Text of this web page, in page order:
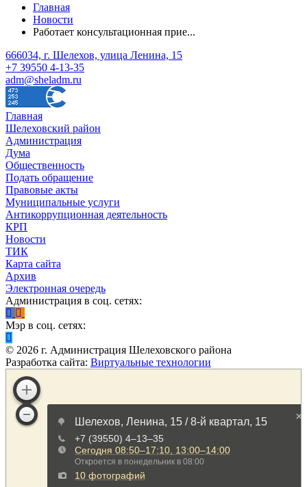
Главная
Новости
Работает консультационная прие...
666034, г. Шелехов, улица Ленина, 15
+7 39550 4-13-35
adm@sheladm.ru
Главная
Шелеховский район
Администрация
Дума
Общественность
Подать обращение
Правовые акты
Муниципальные услуги
Антикоррупционная деятельность
КРП
Новости
ТИК
Карта сайта
Архив
Электронная очередь
Администрация в соц. сетях:
Мэр в соц. сетях:
© 2026 г. Администрация Шелеховского района
Разработка сайта: Виртуальные технологии